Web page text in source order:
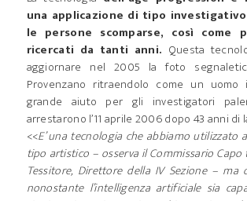
una applicazione di tipo
le persone scomparse, così
ricercati da tanti anni. Questa
aggiornare nel 2005 la foto
Provenzano ritraendolo come un uomo
grande aiuto per gli investigatori
arrestarono l’11 aprile 2006 dopo 43 anni di
<<E’ una tecnologia che abbiamo utilizzato
tipo artistico – osserva il Commissario
Tessitore, Direttore della IV Sezione – ma
nonostante l’intelligenza artificiale sia